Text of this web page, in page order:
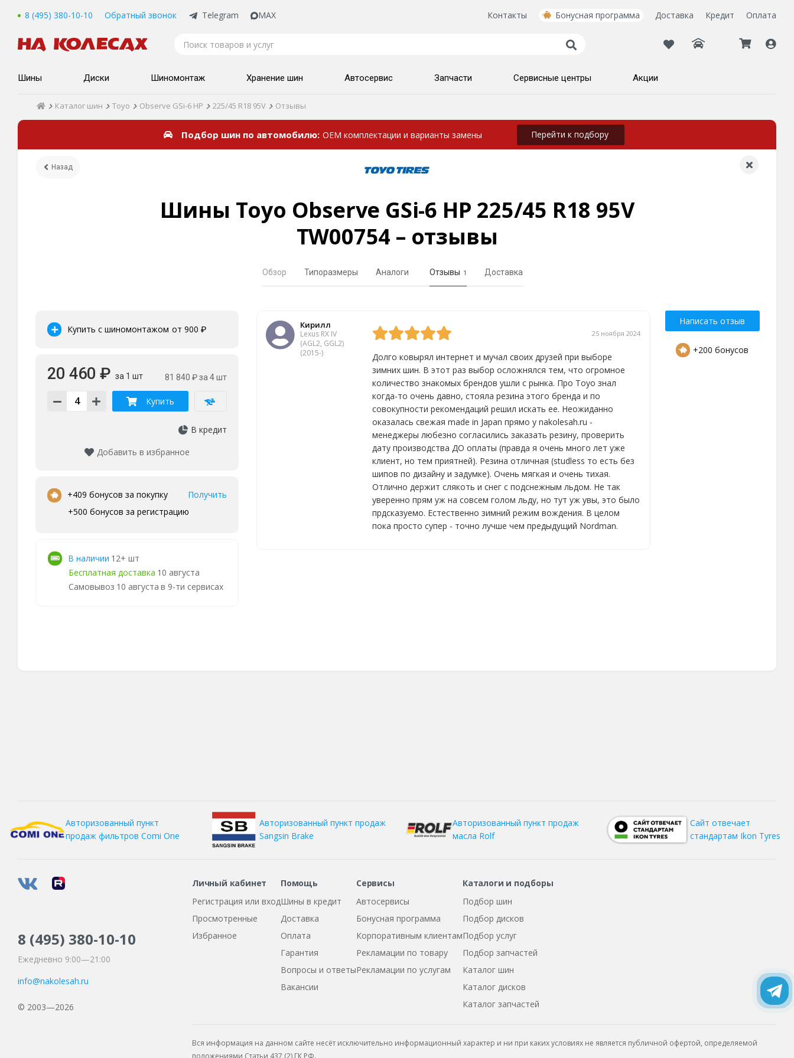
8 (495) 380-10-10 Обратный звонок Telegram MAX Контакты Бонусная программа Доставка Кредит Оплата
Шины Диски Шиномонтаж Хранение шин Автосервис Запчасти Сервисные центры Акции
Каталог шин Toyo Observe GSi-6 HP 225/45 R18 95V Отзывы
Подбор шин по автомобилю OEM комплектации и варианты замены Перейти к подбору
Назад
Шины Toyo Observe GSi-6 HP 225/45 R18 95V
TW00754 – отзывы
Обзор Типоразмеры Аналоги Отзывы 1 Доставка
Купить с шиномонтажом от 900 ₽
20 460 ₽ за 1 шт 81 840 ₽за 4 шт
Купить
В кредит
Добавить в избранное
•
+409 бонусов за покупку
Получить
+500 бонусов за регистрацию
В наличии 12+ шт
Бесплатная доставка 10 августа
Самовывоз 10 августа в 9-ти сервисах
Кирилл
Lexus RX IV
(AGL2, GGL2)
(2015-)
25 ноября 2024
Долго ковырял интернет и мучал своих друзей при выборе
зимних шин. В этот раз выбор осложнялся тем, что огромное
количество знакомых брендов ушли с рынка. Про Toyo знал
когда-то очень давно, стояла резина этого бренда и по
совокупности рекомендаций решил искать ее. Неожиданно
оказалась свежая made in Japan прямо у nakolesah.ru -
менеджеры любезно согласились заказать резину, проверить
дату производства ДО оплаты (правда я очень много лет уже
клиент, но тем приятней). Резина отличная (studless то есть без
шипов по дизайну и задумке). Очень мягкая и очень тихая.
Отлично держит слякоть и снег с подснежным льдом. Не так
уверенно прям уж на совсем голом льду, но тут уж увы, это было
прдсказуемо. Естественно зимний режим вождения. В целом
пока просто супер - точно лучше чем предыдущий Nordman.
Написать отзыв
+200 бонусов
Авторизованный пункт
продаж фильтров Comi One
Авторизованный пункт продаж
Sangsin Brake
Авторизованный пункт продаж
масла Rolf
Сайт отвечает
стандартам Ikon Tyres
8 (495) 380-10-10
Ежедневно 9:00—21:00
info@nakolesah.ru
© 2003—2026
Личный кабинет
Регистрация или вход
Просмотренные
Избранное
Помощь
Шины в кредит
Доставка
Оплата
Гарантия
Вопросы и ответы
Вакансии
Сервисы
Автосервисы
Бонусная программа
Корпоративным клиентам
Рекламации по товару
Рекламации по услугам
Каталоги и подборы
Подбор шин
Подбор дисков
Подбор услуг
Подбор запчастей
Каталог шин
Каталог дисков
Каталог запчастей
Вся информация на данном сайте несёт исключительно информационный характер и ни при каких условиях не является публичной офертой, определяемой
положениями Статьи 437 (2) ГК РФ.